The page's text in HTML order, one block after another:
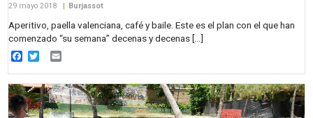
29 mayo 2018 Burjassot
Aperitivo, paella valenciana, café y baile. Este es el plan con el que han
comenzado “su semana” decenas y decenas […]
Facebook
Twitter